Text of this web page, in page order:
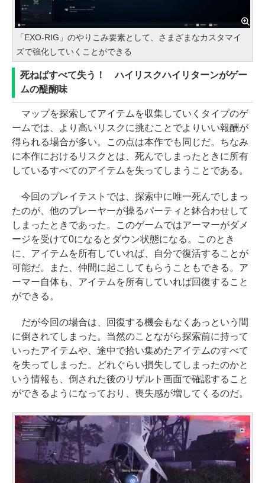
「EXO-RIG」のやりこみ要素として、さまざまなカスタマイ
ズで強化していくことができる
死ねばすべて失う！ ハイリスクハイリターンがゲー
ムの醍醐味
マップを探索してアイテムを収集していくタイプのゲ
ームでは、より高いリスクに挑むことでよりいい報酬が
得られる場合が多い。この点は本作でも同じだ。ちなみ
に本作におけるリスクとは、死んでしまったときに所有
しているすべてのアイテムを失ってしまうことである。
今回のプレイテストでは、探索中に唯一死んでしまっ
たのが、他のプレーヤーが操るパーティと鉢合わせして
しまったときであった。このゲームではアーマーがダメ
ージを受けて0になるとダウン状態になる。このとき
に、アイテムを所有していれば、自分で復活することが
可能だ。また、仲間に起こしてもらうこともできる。ア
ーマー自体も、アイテムを所有していれば回復すること
ができる。
だが今回の場合は、回復する機会もなくあっという間
に倒されてしまった。当然のことながら探索前に持って
いったアイテムや、途中で拾い集めたアイテムのすべて
を失ってしまった。どれぐらい損失してしまったのかと
いう情報も、倒された後のリザルト画面で確認すること
ができるようになっており、喪失感が増してくるのだ。